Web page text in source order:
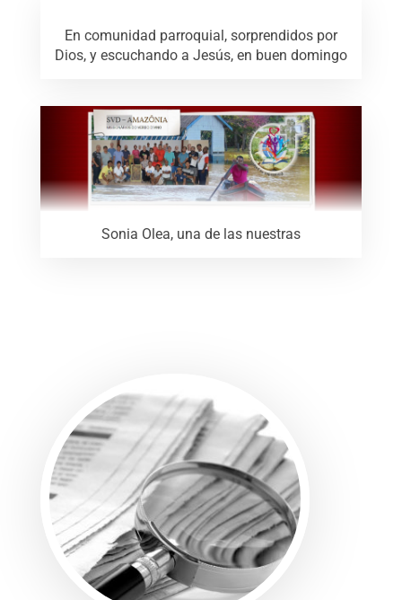
En comunidad parroquial, sorprendidos por
Dios, y escuchando a Jesús, en buen domingo
Sonia Olea, una de las nuestras